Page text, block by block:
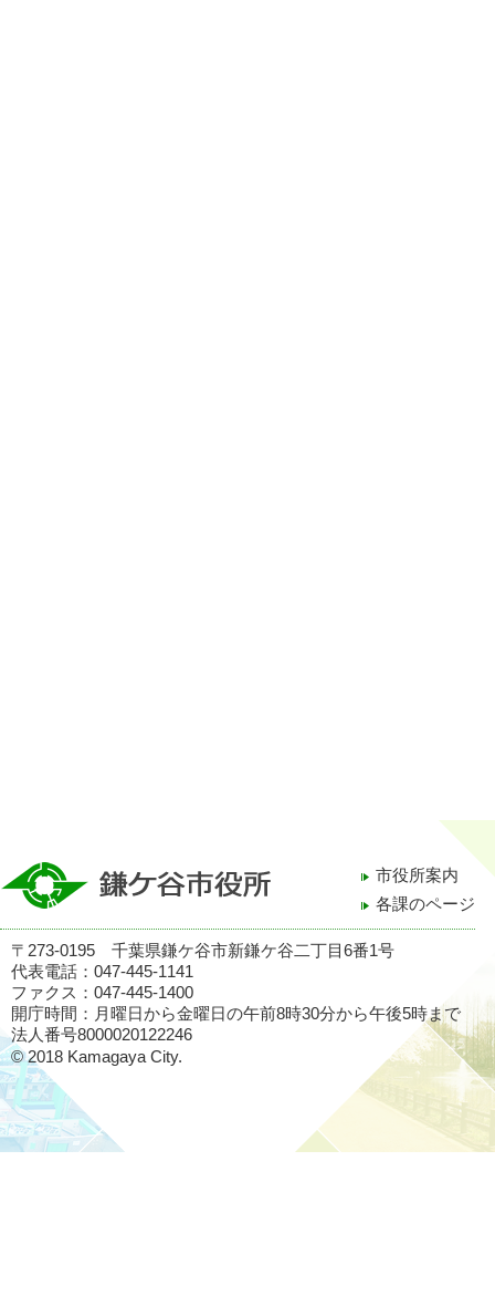
市役所案内
各課のページ
〒273-0195 千葉県鎌ケ谷市新鎌ケ谷二丁目6番1号
代表電話：047-445-1141
ファクス：047-445-1400
開庁時間：月曜日から金曜日の午前8時30分から午後5時まで
法人番号8000020122246
© 2018 Kamagaya City.